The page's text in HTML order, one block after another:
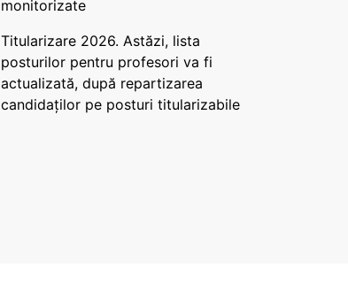
monitorizate
Titularizare 2026. Astăzi, lista
posturilor pentru profesori va fi
actualizată, după repartizarea
candidaților pe posturi titularizabile